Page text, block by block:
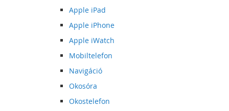
Apple iPad
Apple iPhone
Apple iWatch
Mobiltelefon
Navigáció
Okosóra
Okostelefon